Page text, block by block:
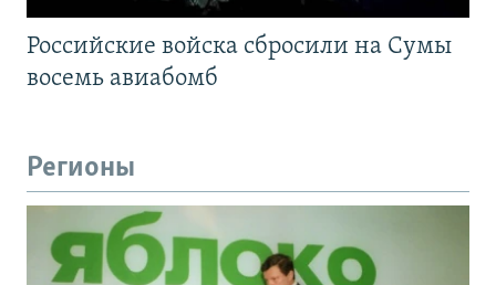
Российские войска сбросили на Сумы
восемь авиабомб
Регионы